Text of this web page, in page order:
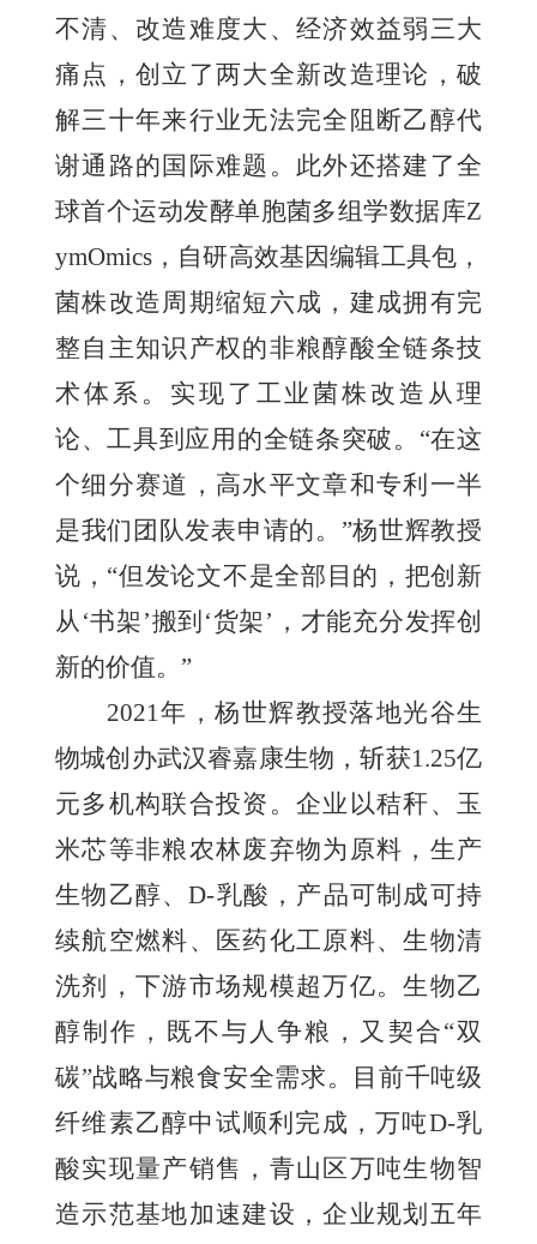
不清、改造难度大、经济效益弱三大
痛点，创立了两大全新改造理论，破
解三十年来行业无法完全阻断乙醇代
谢通路的国际难题。此外还搭建了全
球首个运动发酵单胞菌多组学数据库Z
ymOmics，自研高效基因编辑工具包，
菌株改造周期缩短六成，建成拥有完
整自主知识产权的非粮醇酸全链条技
术体系。实现了工业菌株改造从理
论、工具到应用的全链条突破。“在这
个细分赛道，高水平文章和专利一半
是我们团队发表申请的。”杨世辉教授
说，“但发论文不是全部目的，把创新
从‘书架’搬到‘货架’，才能充分发挥创
新的价值。”
2021年，杨世辉教授落地光谷生
物城创办武汉睿嘉康生物，斩获1.25亿
元多机构联合投资。企业以秸秆、玉
米芯等非粮农林废弃物为原料，生产
生物乙醇、D-乳酸，产品可制成可持
续航空燃料、医药化工原料、生物清
洗剂，下游市场规模超万亿。生物乙
醇制作，既不与人争粮，又契合“双
碳”战略与粮食安全需求。目前千吨级
纤维素乙醇中试顺利完成，万吨D-乳
酸实现量产销售，青山区万吨生物智
造示范基地加速建设，企业规划五年